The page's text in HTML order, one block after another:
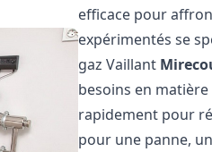
efficace pour
expérimentés se
gaz Vaillant
besoins en
rapidement pour
pour une panne,